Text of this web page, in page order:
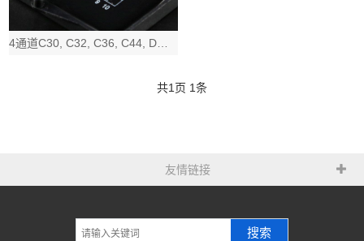
共1 页 1条
友情链接
搜索